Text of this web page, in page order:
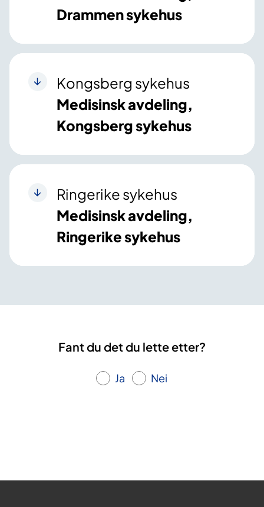
Drammen sykehus
Kongsberg sykehus
Medisinsk avdeling,
Kongsberg sykehus
Ringerike sykehus
Medisinsk avdeling,
Ringerike sykehus
Fant du det du lette etter?
Ja Nei